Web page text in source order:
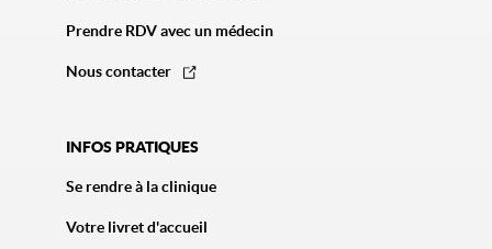
Prendre RDV avec un médecin
Nous contacter
INFOS PRATIQUES
Se rendre à la clinique
Votre livret d'accueil